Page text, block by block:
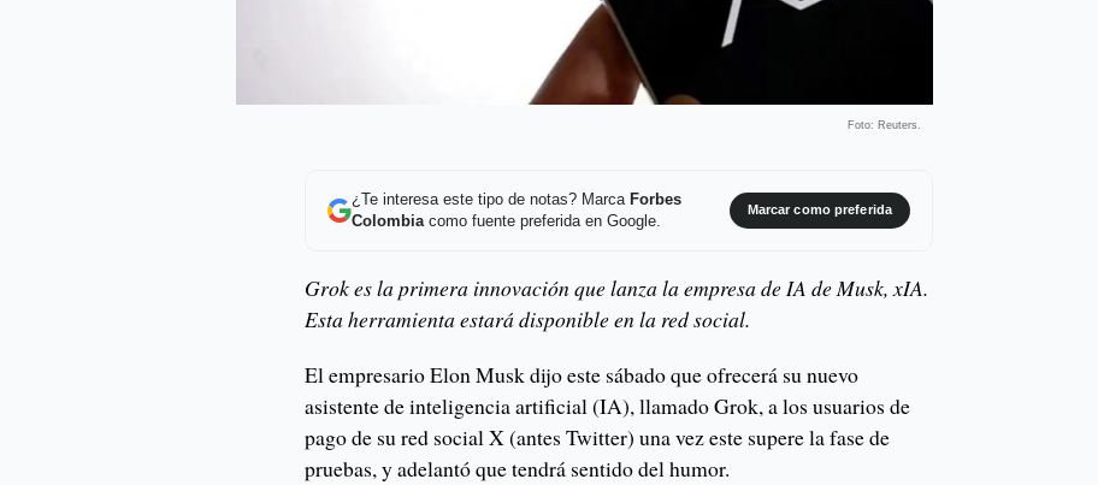
Foto: Reuters.
¿Te interesa este tipo de notas? Marca Forbes
Colombiacomo fuente preferida en Google.
Marcar como preferida
Grok es la primera innovación que lanza la empresa de IA de Musk, xIA.
Esta herramienta estará disponible en la red social.
El empresario Elon Musk dijo este sábado que ofrecerá su nuevo
asistente de inteligencia artificial (IA), llamado Grok, a los usuarios de
pago de su red social X (antes Twitter) una vez este supere la fase de
pruebas, y adelantó que tendrá sentido del humor.